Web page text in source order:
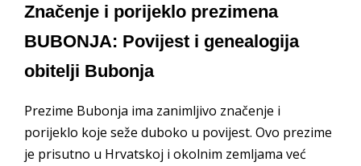
Značenje i porijeklo prezimena
BUBONJA: Povijest i genealogija
obitelji Bubonja
Prezime Bubonja ima zanimljivo značenje i
porijeklo koje seže duboko u povijest. Ovo prezime
je prisutno u Hrvatskoj i okolnim zemljama već